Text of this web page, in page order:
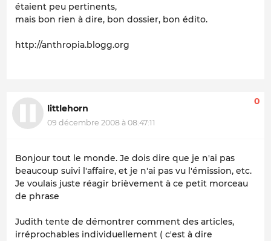
étaient peu pertinents,
mais bon rien à dire, bon dossier, bon édito.
http://anthropia.blogg.org
littlehorn
09 décembre 2008 à 08:47:11
0
Bonjour tout le monde. Je dois dire que je n'ai pas
beaucoup suivi l'affaire, et je n'ai pas vu l'émission, etc.
Je voulais juste réagir brièvement à ce petit morceau
de phrase
Judith tente de démontrer comment des articles,
irréprochables individuellement ( c'est à dire